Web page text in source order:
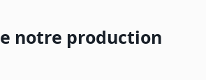
notre production